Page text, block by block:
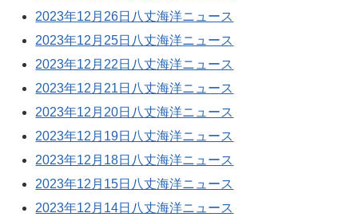
2023年12月26日八丈海洋ニュース
2023年12月25日八丈海洋ニュース
2023年12月22日八丈海洋ニュース
2023年12月21日八丈海洋ニュース
2023年12月20日八丈海洋ニュース
2023年12月19日八丈海洋ニュース
2023年12月18日八丈海洋ニュース
2023年12月15日八丈海洋ニュース
2023年12月14日八丈海洋ニュース